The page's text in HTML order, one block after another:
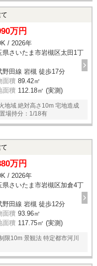
万円
/ 2026年
県さいたま市岩槻区太田1丁
野田線 岩槻 徒歩17分
面積 89.42㎡
面積 112.18㎡ (実測)
地域 絶対高さ10m 宅地造成
場持分：1/18有
万円
/ 2026年
県さいたま市岩槻区加倉4丁
野田線 岩槻 徒歩12分
面積 93.96㎡
面積 117.75㎡ (実測)
限10m 景観法 特定都市河川